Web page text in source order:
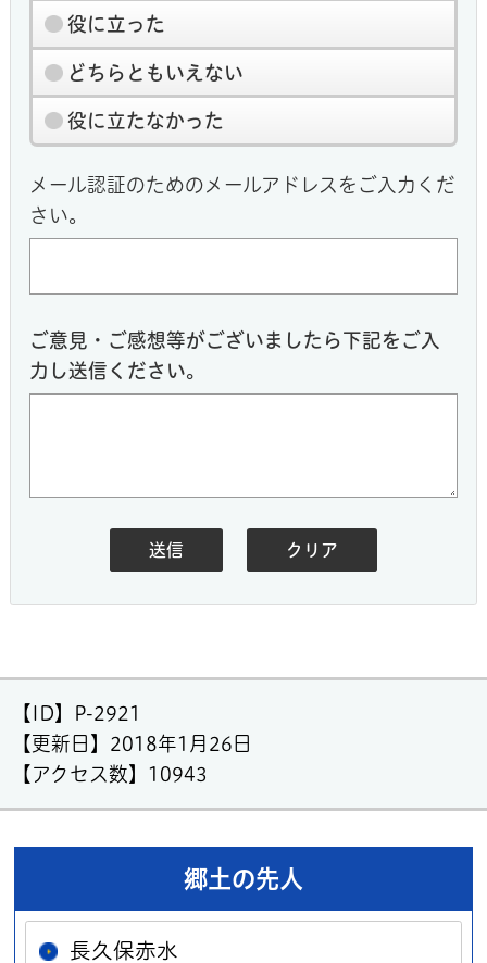
役に立った
どちらともいえない
役に立たなかった
メール認証のためのメールアドレスをご入力くだ
さい。
ご意見・ご感想等がございましたら下記をご入
力し送信ください。
【ID】
P-2921
【更新日】 2018年1月26日
【アクセス数】 10943
郷土の先人
長久保赤水